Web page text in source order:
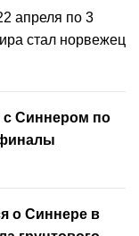
апреля по 3
стал норвежец
с Синнером по
о Синнере в